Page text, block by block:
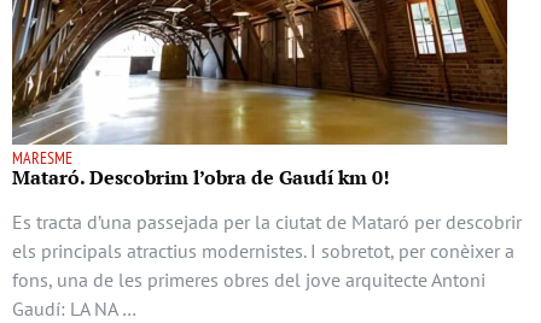
MARESME
Mataró. Descobrim l’obra de Gaudí km 0!
Es tracta d’una passejada per la ciutat de Mataró per descobrir
els principals atractius modernistes. I sobretot, per conèixer a
fons, una de les primeres obres del jove arquitecte Antoni
Gaudí: LA NA …